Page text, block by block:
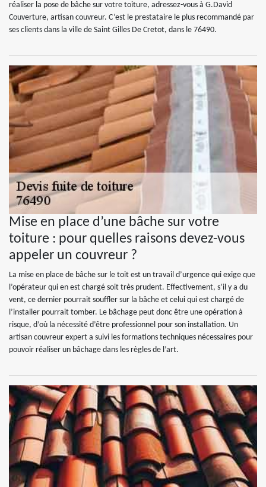
réaliser la pose de bâche sur votre toiture, adressez-vous à G.David
Couverture, artisan couvreur. C’est le prestataire le plus recommandé par
ses clients dans la ville de Saint Gilles De Cretot, dans le 76490.
Mise en place d’une bâche sur votre
toiture : pour quelles raisons devez-vous
appeler un couvreur ?
La mise en place de bâche sur le toit est un travail d’urgence qui exige que
l’opérateur qui en est chargé soit très prudent. Effectivement, s’il y a du
vent, ce dernier pourrait souffler sur la bâche et celui qui est chargé de
l’installer pourrait tomber. Le bâchage peut donc être une opération à
risque, d’où la nécessité d’être professionnel pour son installation. Un
artisan couvreur expert a suivi les formations techniques nécessaires pour
pouvoir réaliser un bâchage dans les règles de l’art.